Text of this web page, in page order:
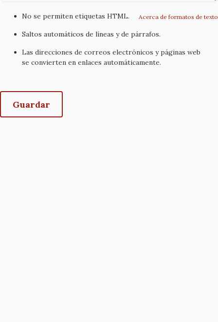
Acerca de formatos de texto
No se permiten etiquetas HTML.
Saltos automáticos de líneas y de párrafos.
Las direcciones de correos electrónicos y páginas web
se convierten en enlaces automáticamente.